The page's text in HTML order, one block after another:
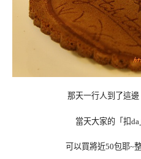
那天一行人到了這
當天大家的「扣da
可以買將近50包耶~